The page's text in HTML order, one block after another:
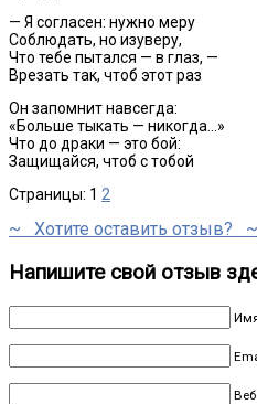
— Я согласен: нужно меру
Соблюдать, но изуверу,
Что тебе пытался — в глаз, —
Врезать так, чтоб этот раз
Он запомнит навсегда:
«Больше тыкать — никогда…»
Что до драки — это бой:
Защищайся, чтоб с тобой
Страницы: 1 2
~ Хотите оставить отзыв? ~
Напишите свой отзыв